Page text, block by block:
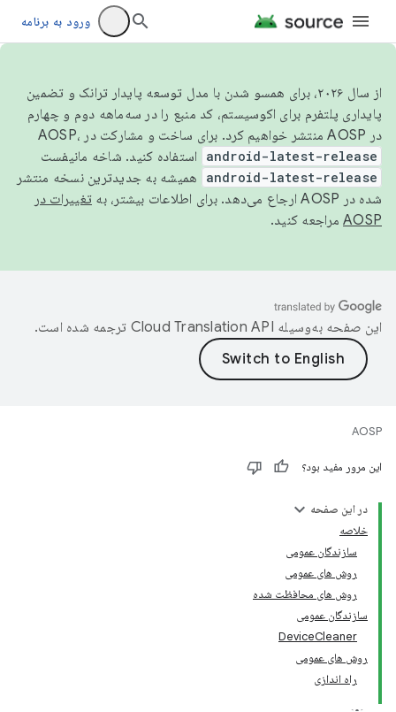
ورود به برنامه
از سال ۲۰۲۶، برای همسو شدن با مدل توسعه پایدار ترانک و تضمین
پایداری پلتفرم برای اکوسیستم، کد منبع را در سه‌ماهه دوم و چهارم
در AOSP منتشر خواهیم کرد. برای ساخت و مشارکت در AOSP،
android-latest-release استفاده کنید. شاخه مانیفست
android-latest-release
همیشه به جدیدترین نسخه منتشر
شده در AOSP ارجاع می‌دهد. برای اطلاعات بیشتر، به
تغییرات در
AOSP مراجعه کنید.
این صفحه به‌وسیله ترجمه شده است.
AOSP
این مرور مفید بود؟
در این صفحه
خلاصه
سازندگان عمومی
روش های عمومی
روش های محافظت شده
سازندگان عمومی
DeviceCleaner
روش های عمومی
راه اندازی